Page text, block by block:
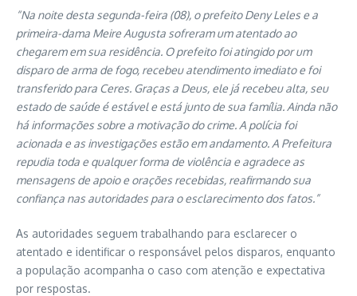
“Na noite desta segunda-feira (08), o prefeito Deny Leles e a
primeira-dama Meire Augusta sofreram um atentado ao
chegarem em sua residência. O prefeito foi atingido por um
disparo de arma de fogo, recebeu atendimento imediato e foi
transferido para Ceres. Graças a Deus, ele já recebeu alta, seu
estado de saúde é estável e está junto de sua família. Ainda não
há informações sobre a motivação do crime. A polícia foi
acionada e as investigações estão em andamento. A Prefeitura
repudia toda e qualquer forma de violência e agradece as
mensagens de apoio e orações recebidas, reafirmando sua
confiança nas autoridades para o esclarecimento dos fatos.”
As autoridades seguem trabalhando para esclarecer o
atentado e identificar o responsável pelos disparos, enquanto
a população acompanha o caso com atenção e expectativa
por respostas.